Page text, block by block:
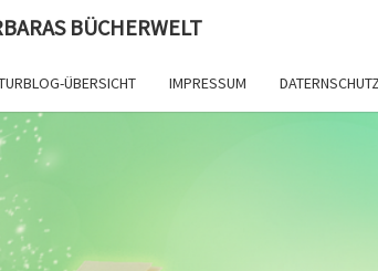
BÜCHERWELT
ÜBERSICHT IMPRESSUM DATERNSCHUTZ